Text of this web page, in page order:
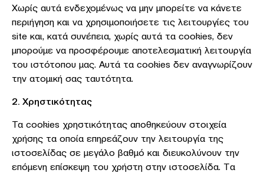
Χωρίς αυτά ενδεχομένως να μην μπορείτε να κάνετε
περιήγηση και να χρησιμοποιήσετε τις λειτουργίες του
site και, κατά συνέπεια, χωρίς αυτά τα cookies, δεν
μπορούμε να προσφέρουμε αποτελεσματική λειτουργία
του ιστότοπου μας. Αυτά τα cookies δεν αναγνωρίζουν
την ατομική σας ταυτότητα.
2. Χρηστικότητας
Τα cookies χρηστικότητας αποθηκεύουν στοιχεία
χρήσης τα οποία επηρεάζουν την λειτουργία της
ιστοσελίδας σε μεγάλο βαθμό και διευκολύνουν την
επόμενη επίσκεψη του χρήστη στην ιστοσελίδα. Tα